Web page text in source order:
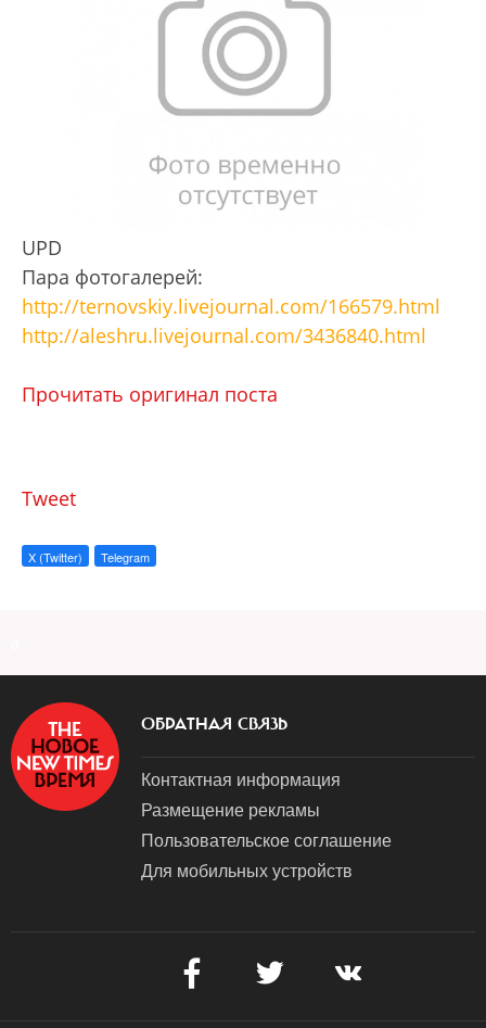
UPD
Пара фотогалерей:
http://ternovskiy.livejournal.com/166579.html
http://aleshru.livejournal.com/3436840.html
Прочитать оригинал поста
Tweet
X (Twitter) Telegram
ОБРАТНАЯ СВЯЗЬ
Контактная информация
Размещение рекламы
Пользовательское соглашение
Для мобильных устройств